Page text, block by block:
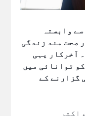
وابستہ
صحت مند زندگی
آخرکار یہی
توانائی میں
گزارنے کے
اکثر